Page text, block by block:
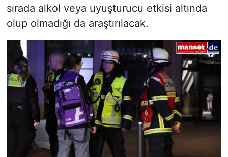
sırada alkol veya uyuşturucu etkisi altında
olup olmadığı da araştırılacak.